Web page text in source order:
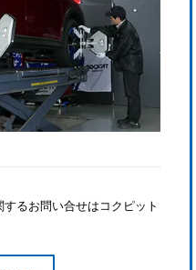
るお問い合せはコクピット